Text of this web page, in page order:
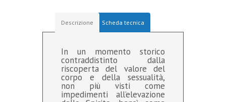
Descrizione Scheda tecnica
In un momento storico
contraddistinto dalla
riscoperta del valore del
corpo e della sessualità,
non più visti come
impedimenti all’elevazione